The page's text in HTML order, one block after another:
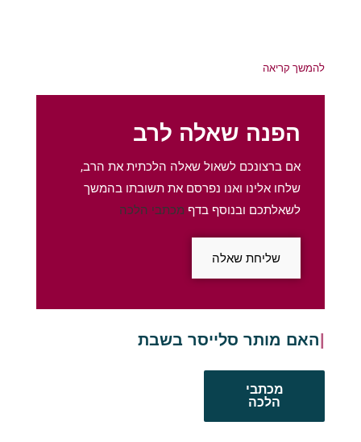
להמשך קריאה
הפנה שאלה לרב
אם ברצונכם לשאול שאלה הלכתית את הרב,
שלחו אלינו ואנו נפרסם את תשובתו בהמשך
לשאלתכם ובנוסף בדף מכתבי הלכה
שליחת שאלה
האם מותר סלייסר בשבת
מכתבי
הלכה